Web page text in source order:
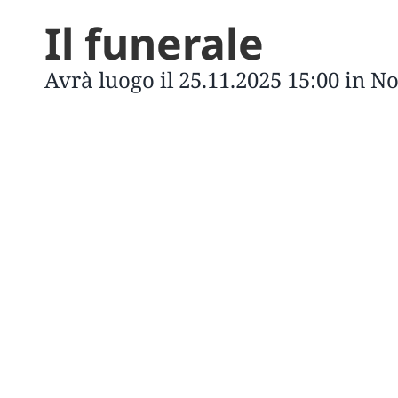
Il funerale
Avrà luogo il 25.11.2025 15:00 in